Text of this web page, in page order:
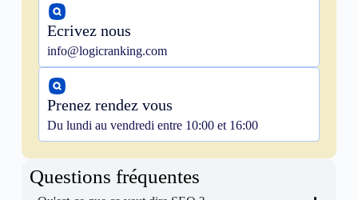
Ecrivez nous
info@logicranking.com
Prenez rendez vous
Du lundi au vendredi entre 10:00 et 16:00
Questions fréquentes